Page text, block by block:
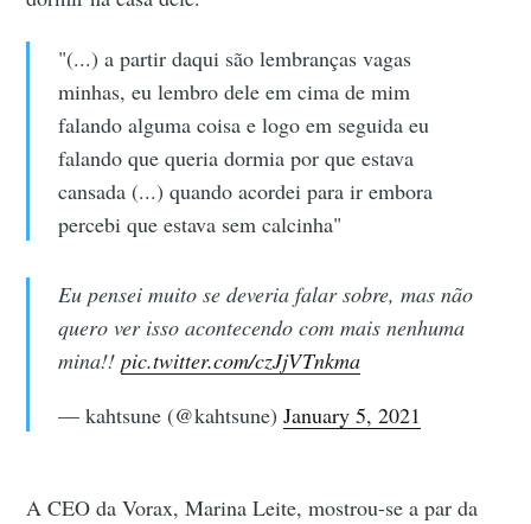
"(...) a partir daqui são lembranças vagas
minhas, eu lembro dele em cima de mim
falando alguma coisa e logo em seguida eu
falando que queria dormia por que estava
cansada (...) quando acordei para ir embora
percebi que estava sem calcinha"
Eu pensei muito se deveria falar sobre, mas não
quero ver isso acontecendo com mais nenhuma
mina!! pic.twitter.com/czJjVTnkma
— kahtsune (@kahtsune) January 5, 2021
A CEO da Vorax, Marina Leite, mostrou-se a par da